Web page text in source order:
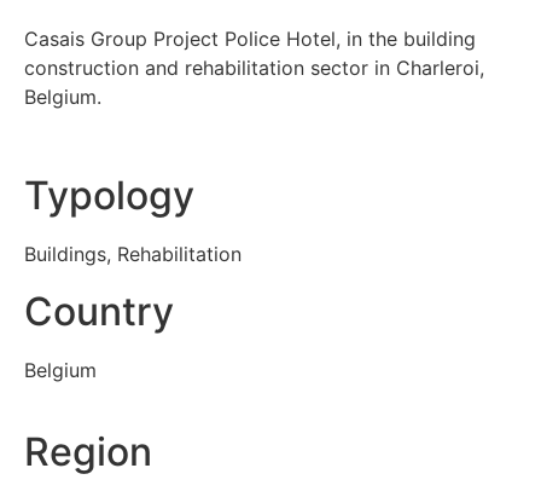
Casais Group Project Police Hotel, in the building
construction and rehabilitation sector in Charleroi,
Belgium.
Typology
Buildings, Rehabilitation
Country
Belgium
Region